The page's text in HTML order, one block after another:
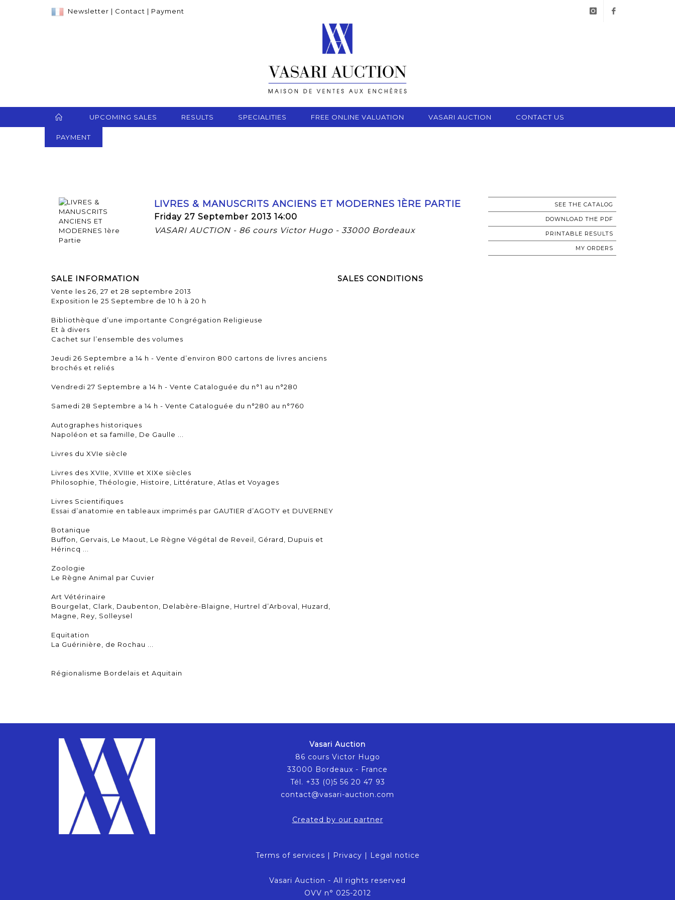
Newsletter | Contact | Payment
UPCOMING SALES RESULTS SPECIALITIES FREE ONLINE VALUATION VASARI AUCTION CONTACT US
PAYMENT
LIVRES & MANUSCRITS ANCIENS ET MODERNES 1ÈRE PARTIE
Friday 27 September 2013 14:00
VASARI AUCTION - 86 cours Victor Hugo - 33000 Bordeaux
SEE THE CATALOG
DOWNLOAD THE PDF
PRINTABLE RESULTS
MY ORDERS
SALE INFORMATION
Vente les 26, 27 et 28 septembre 2013
Exposition le 25 Septembre de 10 h à 20 h
Bibliothèque d’une importante Congrégation Religieuse
Et à divers
Cachet sur l’ensemble des volumes
Jeudi 26 Septembre a 14 h - Vente d’environ 800 cartons de livres anciens
brochés et reliés
Vendredi 27 Septembre a 14 h - Vente Cataloguée du n°1 au n°280
Samedi 28 Septembre a 14 h - Vente Cataloguée du n°280 au n°760
Autographes historiques
Napoléon et sa famille, De Gaulle ...
Livres du XVIe siècle
Livres des XVIIe, XVIIIe et XIXe siècles
Philosophie, Théologie, Histoire, Littérature, Atlas et Voyages
Livres Scientifiques
Essai d’anatomie en tableaux imprimés par GAUTIER d’AGOTY et DUVERNEY
Botanique
Buffon, Gervais, Le Maout, Le Règne Végétal de Reveil, Gérard, Dupuis et
Hérincq ...
Zoologie
Le Règne Animal par Cuvier
Art Vétérinaire
Bourgelat, Clark, Daubenton, Delabère-Blaigne, Hurtrel d’Arboval, Huzard,
Magne, Rey, Solleysel
Equitation
La Guérinière, de Rochau ...
Régionalisme Bordelais et Aquitain
SALES CONDITIONS
Vasari Auction
86 cours Victor Hugo
33000 Bordeaux - France
Tél. +33 (0)5 56 20 47 93
contact@vasari-auction.com
Created by our partner
Terms of services | Privacy | Legal notice
Vasari Auction - All rights reserved
OVV n° 025-2012